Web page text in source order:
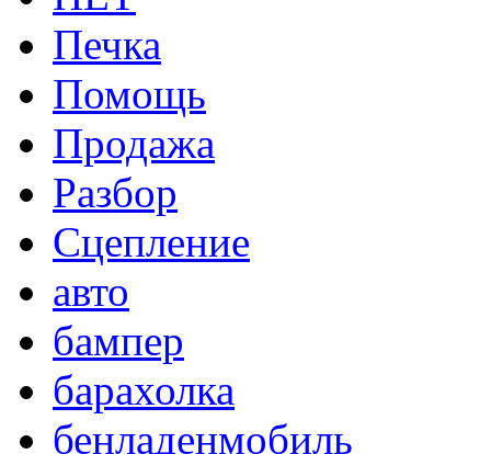
Печка
Помощь
Продажа
Разбор
Сцепление
авто
бампер
барахолка
бенладенмобиль